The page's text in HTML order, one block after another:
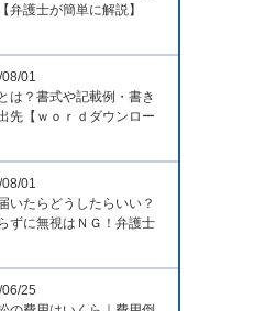
弁護士が簡単に解説】
01
は？書式や記載例・書き
先【ｗｏｒｄダウンロー
01
いたらどうしたらいい？
ずに無視はＮＧ！弁護士
25